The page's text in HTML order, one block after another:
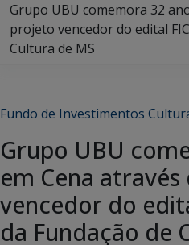
Grupo UBU comemora 32
projeto vencedor do edital
Cultura de MS
Fundo de Investimentos
Grupo UBU
em Cena
vencedor do
da Fundação de